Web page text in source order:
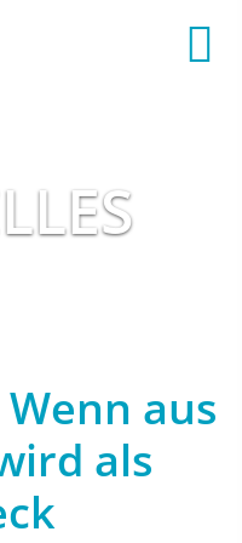
aus
als